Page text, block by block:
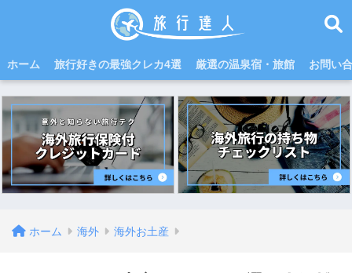
ホーム 旅行好きの最強クレカ4選 厳選の温泉宿・旅館 お問い
ホーム 海外 海外お土産